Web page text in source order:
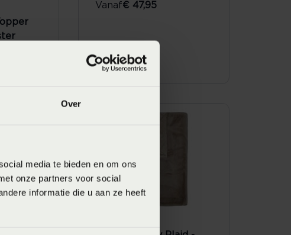
Over
media te bieden en om ons
onze partners voor social
informatie die u aan ze heeft
Vanaf€ 47,95